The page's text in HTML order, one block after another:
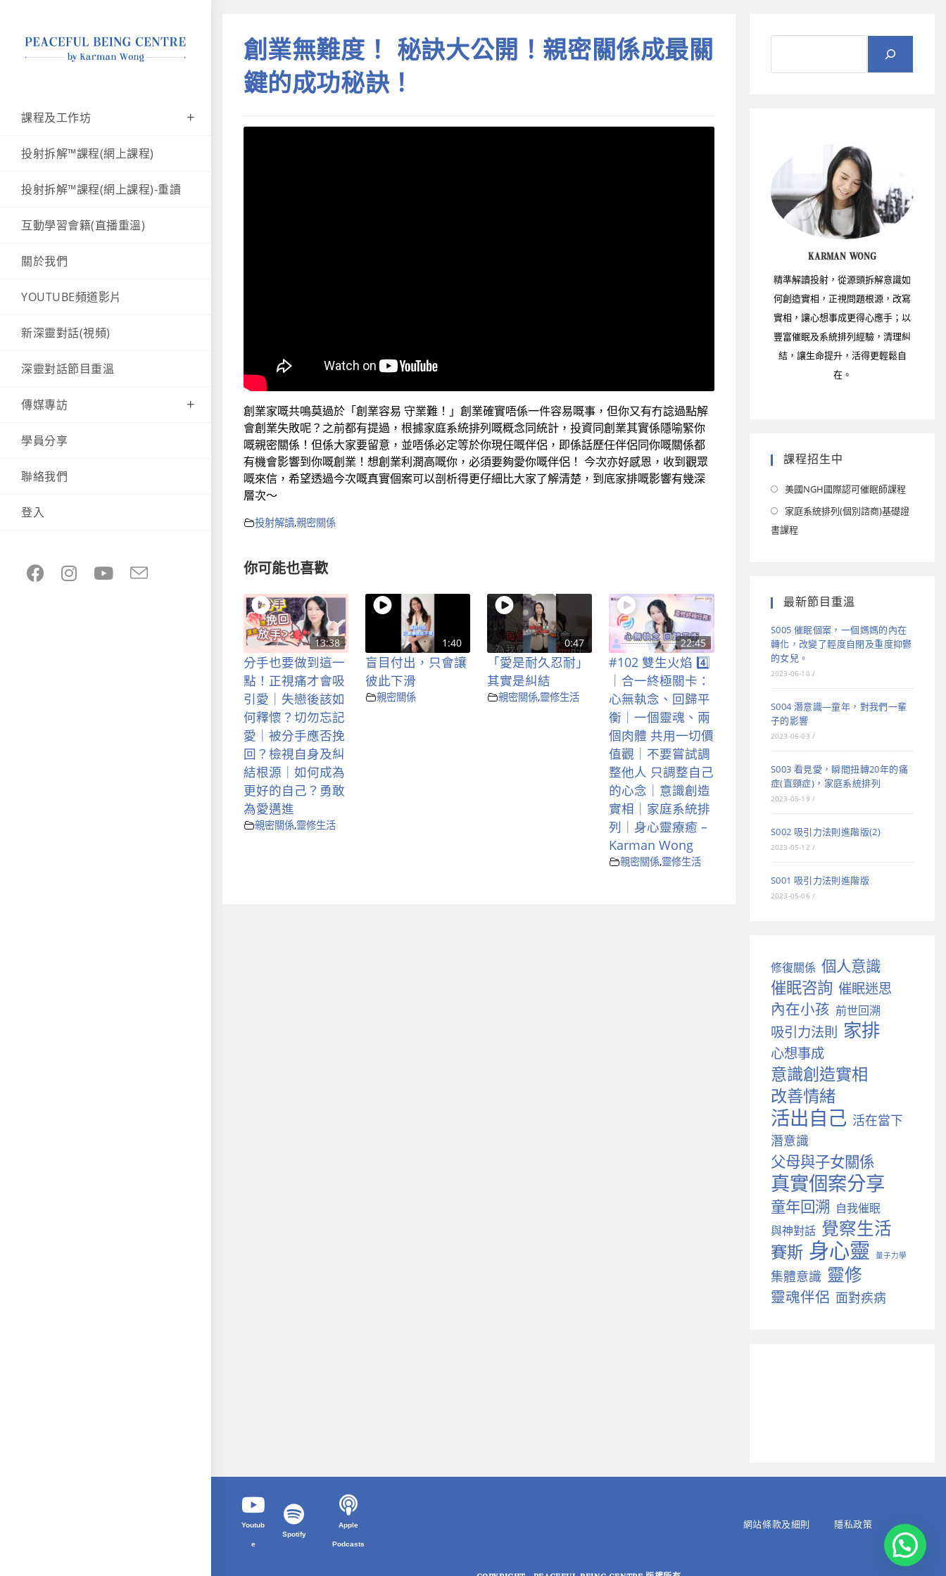
課程及工作坊
投射拆解™課程(網上課程)
投射拆解™課程(網上課程)-重讀
互動學習會籍(直播重溫)
關於我們
YOUTUBE頻道影片
新深靈對話(視頻)
深靈對話節目重溫
傳媒專訪
學員分享
聯絡我們
登入
創業無難度！ 秘訣大公開！親密關係成最關
鍵的成功秘訣！
創業家嘅共鳴莫過於「創業容易 守業難！」創業確實唔係一件容易嘅事，但你又有冇諗過點解
會創業失敗呢？之前都有提過，根據家庭系統排列嘅概念同統計，投資同創業其實係隱喻緊你
嘅親密關係！但係大家要留意，並唔係必定等於你現任嘅伴侶，即係話歷任伴侶同你嘅關係都
有機會影響到你嘅創業！想創業利潤高嘅你，必須要夠愛你嘅伴侶！ 今次亦好感恩，收到觀眾
嘅來信，希望透過今次嘅真實個案可以剖析得更仔細比大家了解清楚，到底家排嘅影響有幾深
層次～
投射解讀,親密關係
你可能也喜歡
13:38
分手也要做到這一
點！正視痛才會吸
引愛｜失戀後該如
何釋懷？切勿忘記
愛｜被分手應否挽
回？檢視自身及糾
結根源｜如何成為
更好的自己？勇敢
為愛邁進
親密關係,靈修生活
1:40
盲目付出，只會讓
彼此下滑
親密關係
0:47
「愛是耐久忍耐」
其實是糾結
親密關係,靈修生活
22:45
#102 雙生火焰 4️⃣
｜合一終極關卡：
心無執念、回歸平
衡｜一個靈魂、兩
個肉體 共用一切價
值觀｜不要嘗試調
整他人 只調整自己
的心念｜意識創造
實相｜家庭系統排
列｜身心靈療癒 –
Karman Wong
親密關係,靈修生活
KARMAN WONG
精準解讀投射，從源頭拆解意識如
何創造實相，正視問題根源，改寫
實相，讓心想事成更得心應手；以
豐富催眠及系統排列經驗，清理糾
結，讓生命提升，活得更輕鬆自
在。
課程招生中
美國NGH國際認可催眠師課程
家庭系統排列(個別諮商)基礎證
書課程
最新節目重溫
S005 催眠個案，一個媽媽的內在
轉化，改變了輕度自閉及重度抑鬱
的女兒。
2023-06-10 /
S004 潛意識—童年，對我們一輩
子的影響
2023-06-03 /
S003 看見愛，瞬間扭轉20年的痛
症(直頸症)，家庭系統排列
2023-05-19 /
S002 吸引力法則進階版(2)
2023-05-12 /
S001 吸引力法則進階版
2023-05-06 /
修復關係 個人意識
催眠咨詢 催眠迷思
內在小孩 前世回溯
吸引力法則 家排
心想事成
意識創造實相
改善情緒
活出自己 活在當下
潛意識
父母與子女關係
真實個案分享
童年回溯 自我催眠
與神對話 覺察生活
賽斯 身心靈 量子力學
集體意識 靈修
靈魂伴侶 面對疾病
Youtub
e
Spotify
Apple
Podcasts
網站條款及細則 隱私政策